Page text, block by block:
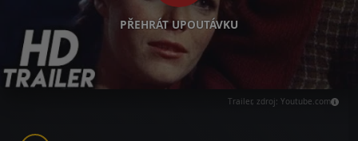
PŘEHRÁT UPOUTÁVKU
Trailer, zdroj: Youtube.com